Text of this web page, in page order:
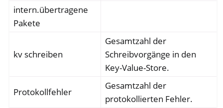
intern.übertragene
Pakete
kv schreiben
Gesamtzahl der
Schreibvorgänge in den
Key-Value-Store.
Protokollfehler
Gesamtzahl der
protokollierten Fehler.